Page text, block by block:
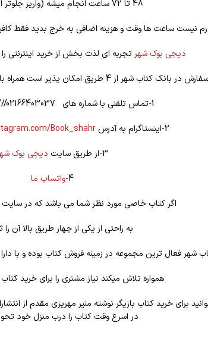
نیست ساعت ها وقت و هزینه اضافی به خرج بدید فقط
دیجی بوک شهر تجربه ای لذت بخش از خرید اینترنتی
کتاب شهر از 4 طریق امکان پذیر است همراه با ارسال رایگان (تهران) و تخفیف ویژه
1-تماس تلفنی با شماره های 02166403037///02166403046
2-اینستاگرام به آدرس
Book_shahr/
3-از طریق سایت
دیجی بوک
4- واتساپ ما
اگر کتاب خاصی مورد نظر شما می باشد که در سایت
به راحتی از یکی از چهار طریق بالا آن
شهر فعال ترین مجموعه در زمینه فروش کتاب بوده و با
همواره تلاش میکند نیاز مشتری را برای خرید کتاب
برای خرید کتاب بازيگر نوشته منیر مهریزی مقدم از
در اسرع وقت کتاب را درب منزل خود